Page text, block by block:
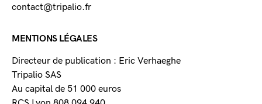
contact@tripalio.fr
MENTIONS LÉGALES
Directeur de publication : Eric Verhaeghe
Tripalio SAS
Au capital de 51 000 euros